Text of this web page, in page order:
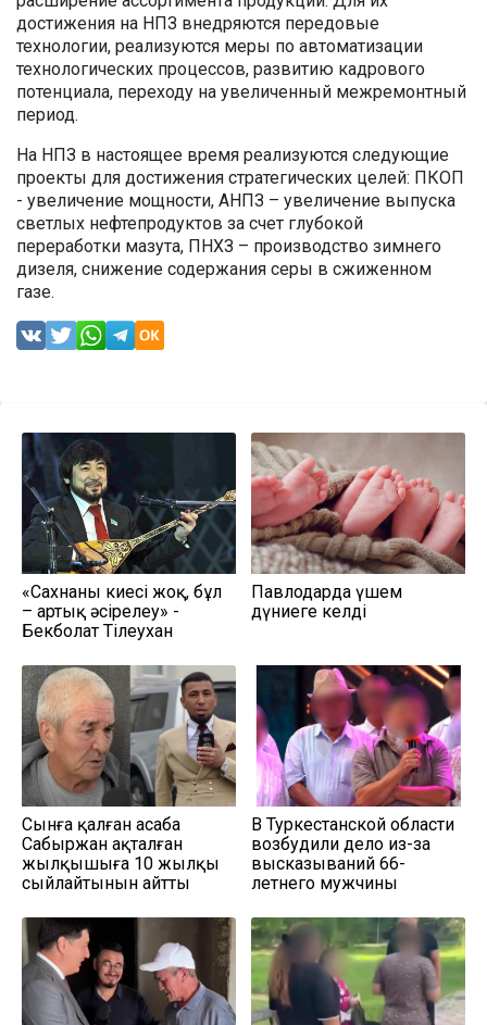
достижения на НПЗ внедряются передовые
технологии, реализуются меры по автоматизации
технологических процессов, развитию кадрового
потенциала, переходу на увеличенный межремонтный
период.
На НПЗ в настоящее время реализуются следующие
проекты для достижения стратегических целей: ПКОП
- увеличение мощности, АНПЗ – увеличение выпуска
светлых нефтепродуктов за счет глубокой
переработки мазута, ПНХЗ – производство зимнего
дизеля, снижение содержания серы в сжиженном
газе.
«Сахнаның киесі жоқ, бұл
– артық әсірелеу» -
Бекболат Тілеухан
Павлодарда үшем
дүниеге келді
Сынға қалған асаба
Сабыржан ақталған
жылқышыға 10 жылқы
сыйлайтынын айтты
В Туркестанской области
возбудили дело из-за
высказываний 66-
летнего мужчины